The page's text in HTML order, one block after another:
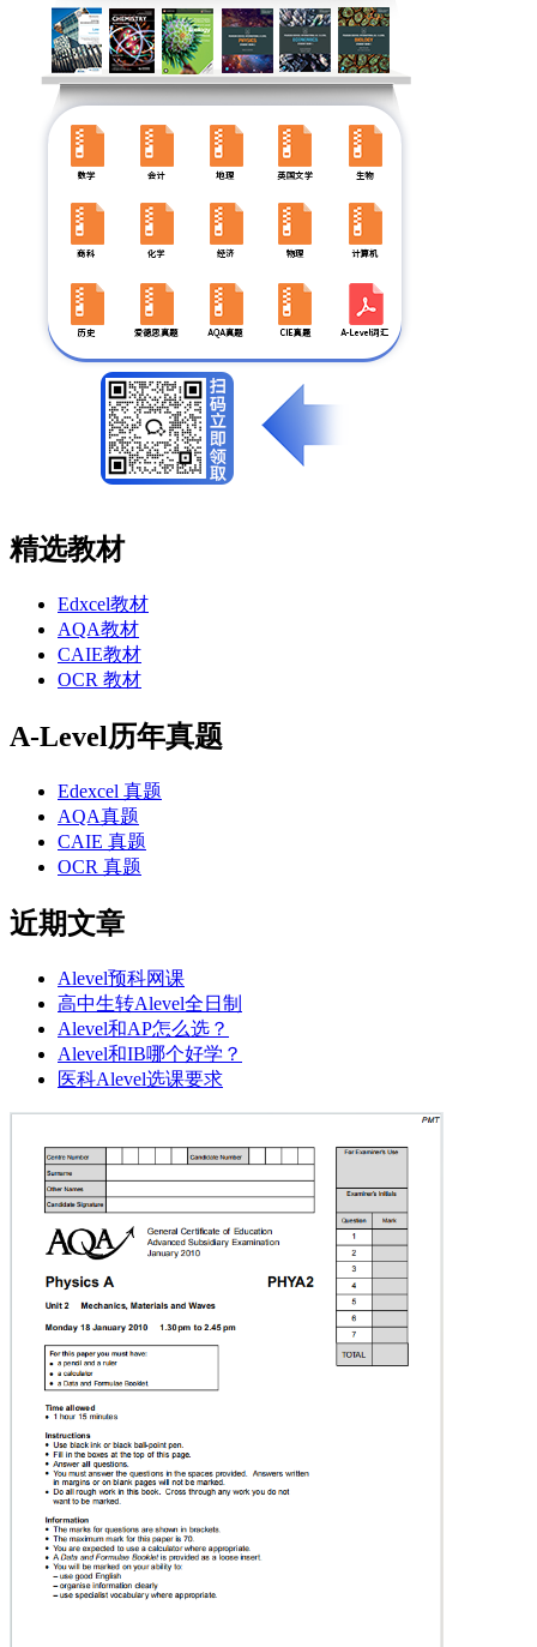
精选教材
Edxcel教材
AQA教材
CAIE教材
OCR 教材
A-Level历年真题
Edexcel 真题
AQA真题
CAIE 真题
OCR 真题
近期文章
Alevel预科网课
高中生转Alevel全日制
Alevel和AP怎么选？
Alevel和IB哪个好学？
医科Alevel选课要求